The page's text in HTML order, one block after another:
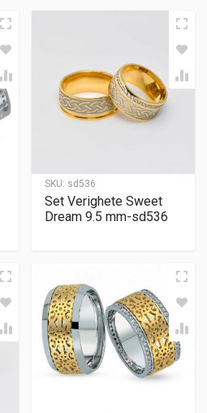
SKU: sd536
Set Verighete Sweet
Dream 9.5 mm-sd536